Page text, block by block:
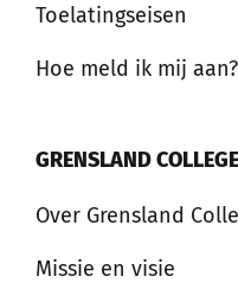
Toelatingseisen
Hoe meld ik mij aan?
GRENSLAND COLLEGE
Over Grensland
Missie en visie